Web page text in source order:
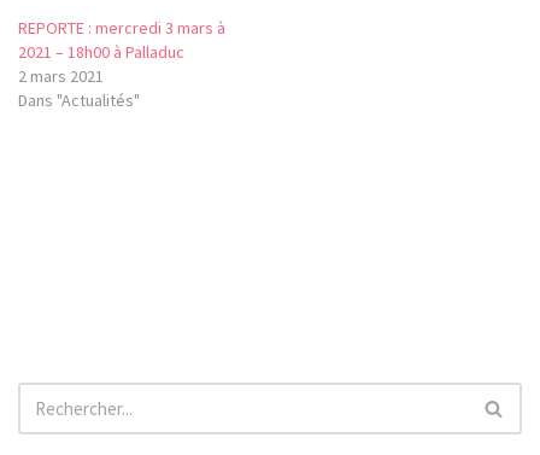
REPORTE : mercredi 3 mars à
2021 – 18h00 à Palladuc
2 mars 2021
Dans "Actualités"